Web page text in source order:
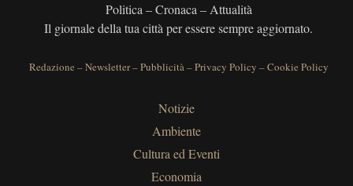
Politica – Cronaca – Attualità
Il giornale della tua città per essere sempre aggiornato.
Redazione –Newsletter–Pubblicità–Privacy Policy –Cookie Policy
Notizie
Ambiente
Cultura ed Eventi
Economia